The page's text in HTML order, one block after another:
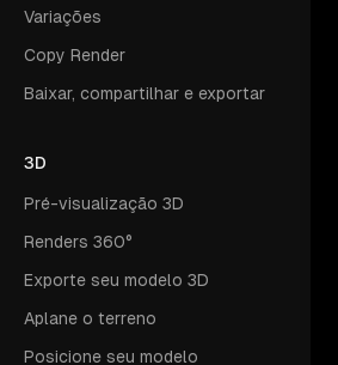
Variações
Copy Render
Baixar, compartilhar e exportar
3D
Pré-visualização 3D
Renders 360°
Exporte seu modelo 3D
Aplane o terreno
Posicione seu modelo